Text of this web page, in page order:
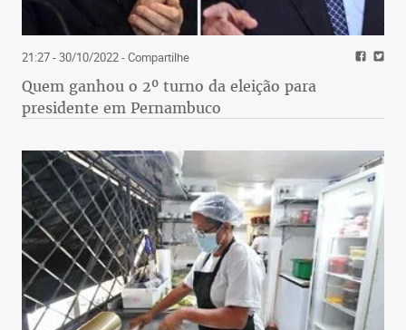
21:27 - 30/10/2022- Compartilhe
Quem ganhou o 2º turno da eleição para
presidente em Pernambuco